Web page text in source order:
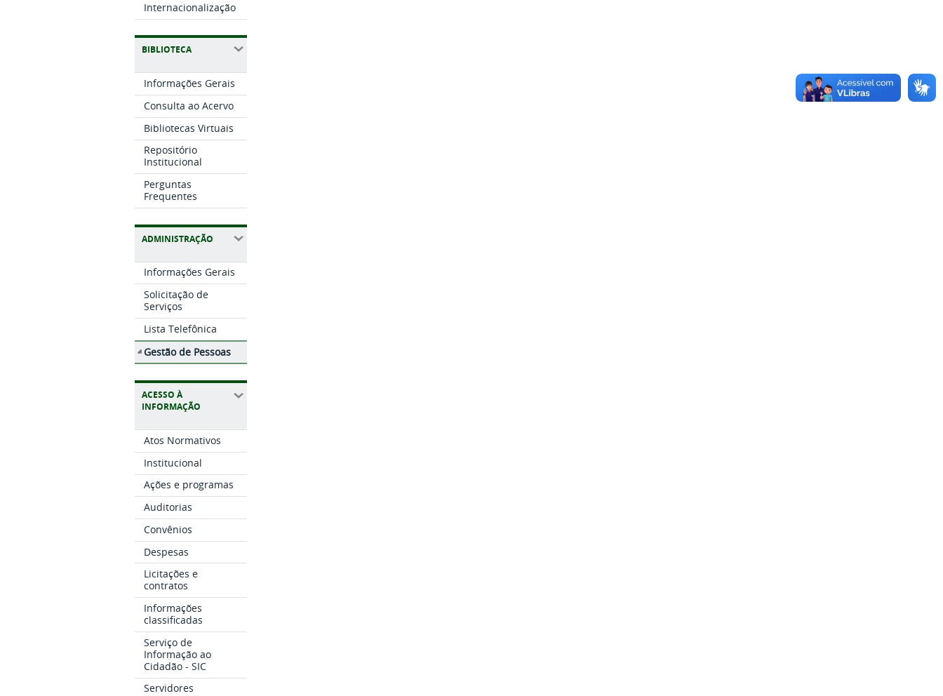
Internacionalização
BIBLIOTECA
Informações Gerais
Consulta ao Acervo
Bibliotecas Virtuais
Repositório
Institucional
Perguntas
Frequentes
ADMINISTRAÇÃO
Informações Gerais
Solicitação de
Serviços
Lista Telefônica
Gestão de Pessoas
ACESSO À
INFORMAÇÃO
Atos Normativos
Institucional
Ações e programas
Auditorias
Convênios
Despesas
Licitações e
contratos
Informações
classificadas
Serviço de
Informação ao
Cidadão - SIC
Servidores